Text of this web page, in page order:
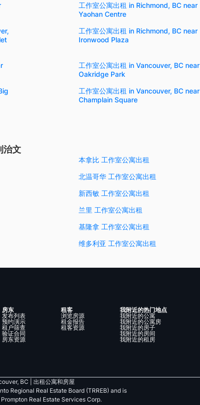
工作室公寓出租 in Richmond, BC near
Yaohan Centre
工作室公寓出租 in Richmond, BC near
Ironwood Plaza
工作室公寓出租 in Vancouver, BC near
Oakridge Park
工作室公寓出租 in Vancouver, BC near
Champlain Square
治文
本拿比 工作室公寓出租
北温哥华 工作室公寓出租
新西敏 工作室公寓出租
兰里 工作室公寓出租
基隆拿 工作室公寓出租
维多利亚 工作室公寓出租
房东
发布列表
预约演示
租户筛查
验证合同
房东资源
租客
浏览房源
租金报告
租客资源
我附近的热门地点
我附近的公寓
我附近的公寓房
我附近的房子
我附近的房间
我附近的租房
BC |
出租公寓和房屋
Regional Real Estate Board (TRREB) and is
Real Estate Services Corp.